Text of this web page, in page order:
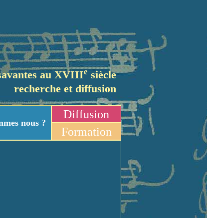
au XVIIIesiècle
recherche et diffusion
nous ?
Diffusion
Formation